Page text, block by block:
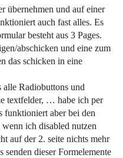
übernehmen und auf einer
auch fast alles. Es
besteht aus 3 Pages.
abschicken und eine zum
das schicken in eine
alle Radiobuttons und
textfelder, … habe ich per
funktioniert aber bei den
ich disabled nutzen
auf der 2. seite nichts mehr
senden dieser Formelemente